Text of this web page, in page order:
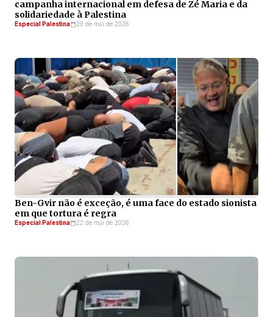
campanha internacional em defesa de Zé Maria e da
solidariedade à Palestina
Especial Palestina 29 de mai de 2026
Ben-Gvir não é exceção, é uma face do estado sionista
em que tortura é regra
Especial Palestina 22 de mai de 2026